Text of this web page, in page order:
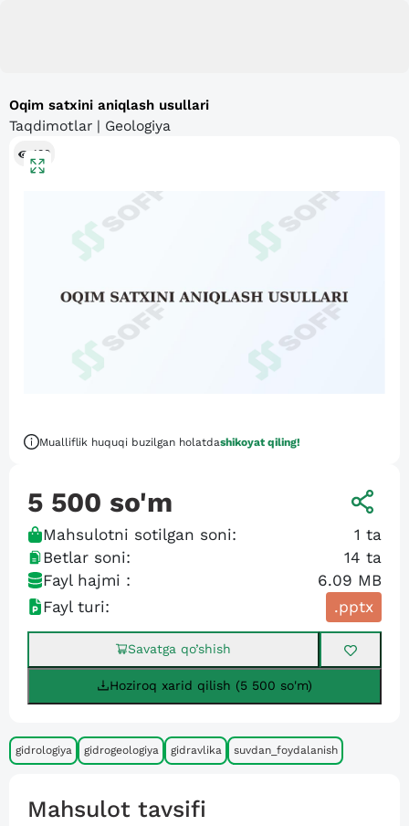
Oqim satxini aniqlash usullari
Taqdimotlar | Geologiya
180
Mualliflik huquqi buzilgan holatdashikoyat qiling!
5 500 so'm
Mahsulotni sotilgan soni: 1 ta
Betlar soni:
14 ta
Fayl hajmi :
6.09 MB
Fayl turi:
.pptx
Savatga qo’shish
Hoziroq xarid qilish (5 500 so'm)
gidrologiya gidrogeologiya gidravlika suvdan_foydalanish
Mahsulot tavsifi